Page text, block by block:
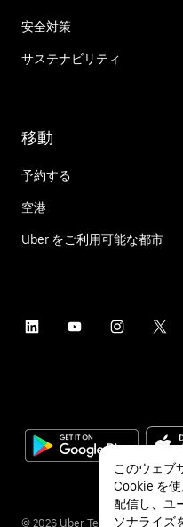
安全対策
サステナビリティ
移動
予約する
空港
Uber をご利用可能な都市
© 2026 Uber Technologies Inc.
このウェブ
Cookie を
配信し、ユ
ソナライズ